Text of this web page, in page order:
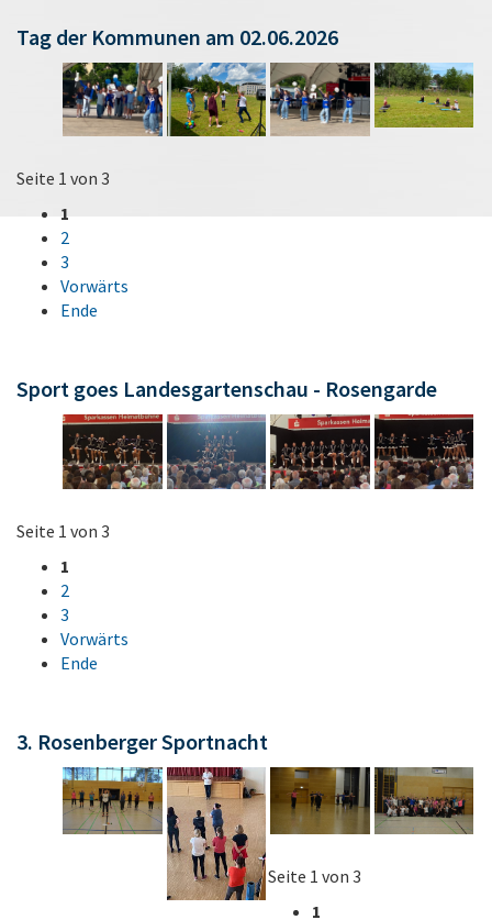
Tag der Kommunen am 02.06.2026
Seite 1 von 3
1
2
3
Vorwärts
Ende
Sport goes Landesgartenschau - Rosengarde
Seite 1 von 3
1
2
3
Vorwärts
Ende
3. Rosenberger Sportnacht
Seite 1 von 3
1